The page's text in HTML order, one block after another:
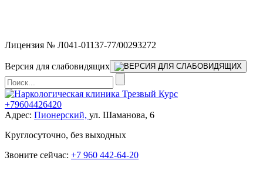
Лицензия № Л041-01137-77/00293272
Версия для слабовидящих
+79604426420
Адрес: Пионерский, ул. Шаманова, 6
Круглосуточно, без выходных
Звоните сейчас: +7 960 442-64-20